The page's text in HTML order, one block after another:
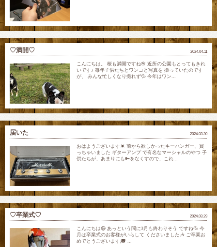
2024.04.11
♡満開♡
こんにちは。 桜も満開ですね🌸 近所の公園もとってもきれ
いです♪ 毎年子供たちとワンコと写真を 撮っていたのです
が、 みんな忙しくなり撮れず💦 今年はワン...
2024.03.30
届いた
おはようございます☀ 前から欲しかったキーハンガー、買
っちゃいました ギターアンプ で有名なマーシャルのやつ 子
供たちが、あまりにも🔑をなくすので、これ...
2024.03.29
♡卒業式♡
こんにちは😃 あっという間に3月も終わりそう ですね💦 今
月は卒業式のお客様がいらして くださいました🎶 ご卒業お
めでとうございます🎓 ...